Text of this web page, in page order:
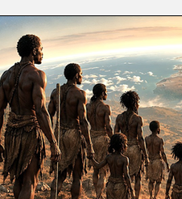
y Salud